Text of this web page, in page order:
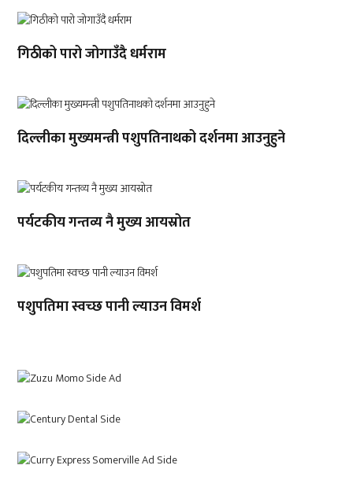
गिठीको पारो जोगाउँदै धर्मराम
दिल्लीका मुख्यमन्त्री पशुपतिनाथको दर्शनमा आउनुहुने
पर्यटकीय गन्तव्य नै मुख्य आयस्रोत
पशुपतिमा स्वच्छ पानी ल्याउन विमर्श